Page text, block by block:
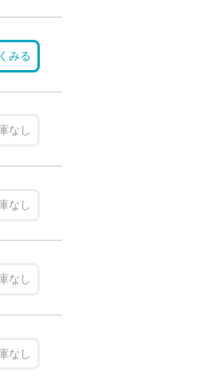
みる
なし
なし
なし
なし